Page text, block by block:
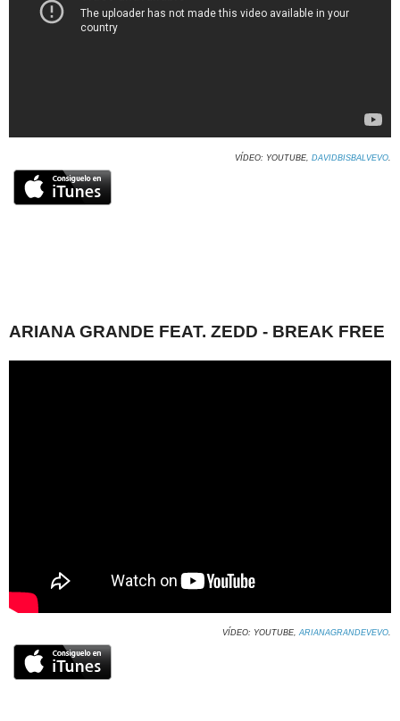
VÍDEO: YOUTUBE, DAVIDBISBALVEVO
ARIANA GRANDE FEAT. ZEDD - BREAK FREE
VÍDEO: YOUTUBE,ARIANAGRANDEVEVO.